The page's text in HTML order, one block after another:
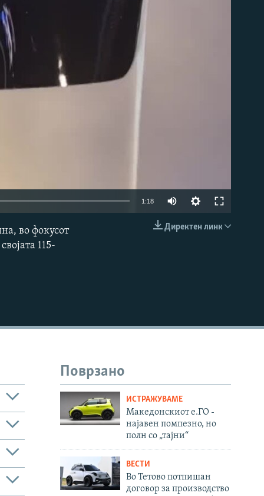
EMBED
1:18
Директен линк
во фокусот
115-
Поврзано
ИСТРАЖУВАМЕ
Македонскиот е.ГО -
најавен помпезно, но
полн со „тајни“
ВЕСТИ
Во Тетово потпишан
договор за производство